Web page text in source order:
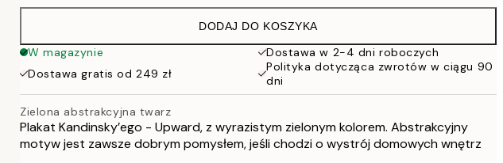
86 zł
152 zł
DODAJ DO KOSZYKA
W magazynie
Dostawa w 2-4 dni roboczych
Dostawa gratis od 249 zł
Polityka dotycząca zwrotów w ciągu 90
dni
Zielona abstrakcyjna twarz
Plakat Kandinsky’ego - Upward, z wyrazistym zielonym kolorem. Abstrakcyjny
motyw jest zawsze dobrym pomysłem, jeśli chodzi o wystrój domowych wnętrz